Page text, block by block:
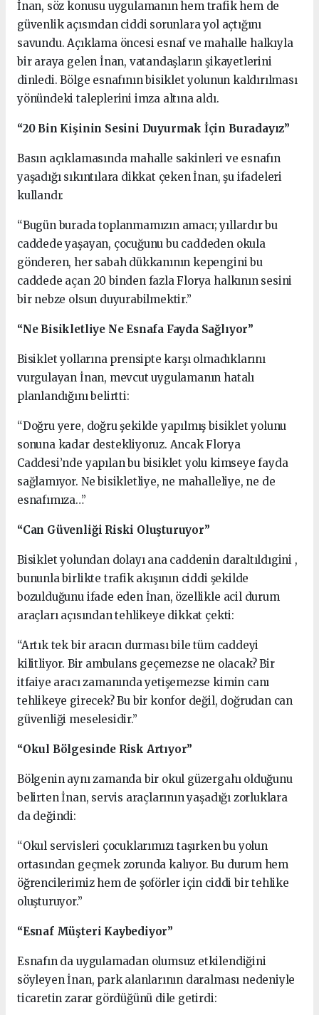
İnan, söz konusu uygulamanın hem trafik hem de
güvenlik açısından ciddi sorunlara yol açtığını
savundu. Açıklama öncesi esnaf ve mahalle halkıyla
bir araya gelen İnan, vatandaşların şikayetlerini
dinledi. Bölge esnafının bisiklet yolunun kaldırılması
yönündeki taleplerini imza altına aldı.
“20 Bin Kişinin Sesini Duyurmak İçin Buradayız”
Basın açıklamasında mahalle sakinleri ve esnafın
yaşadığı sıkıntılara dikkat çeken İnan, şu ifadeleri
kullandı:
“Bugün burada toplanmamızın amacı; yıllardır bu
caddede yaşayan, çocuğunu bu caddeden okula
gönderen, her sabah dükkanının kepengini bu
caddede açan 20 binden fazla Florya halkının sesini
bir nebze olsun duyurabilmektir.”
“Ne Bisikletliye Ne Esnafa Fayda Sağlıyor”
Bisiklet yollarına prensipte karşı olmadıklarını
vurgulayan İnan, mevcut uygulamanın hatalı
planlandığını belirtti:
“Doğru yere, doğru şekilde yapılmış bisiklet yolunu
sonuna kadar destekliyoruz. Ancak Florya
Caddesi’nde yapılan bu bisiklet yolu kimseye fayda
sağlamıyor. Ne bisikletliye, ne mahalleliye, ne de
esnafımıza…”
“Can Güvenliği Riski Oluşturuyor”
Bisiklet yolundan dolayı ana caddenin daraltıldıgini ,
bununla birlikte trafik akışının ciddi şekilde
bozulduğunu ifade eden İnan, özellikle acil durum
araçları açısından tehlikeye dikkat çekti:
“Artık tek bir aracın durması bile tüm caddeyi
kilitliyor. Bir ambulans geçemezse ne olacak? Bir
itfaiye aracı zamanında yetişemezse kimin canı
tehlikeye girecek? Bu bir konfor değil, doğrudan can
güvenliği meselesidir.”
“Okul Bölgesinde Risk Artıyor”
Bölgenin aynı zamanda bir okul güzergahı olduğunu
belirten İnan, servis araçlarının yaşadığı zorluklara
da değindi:
“Okul servisleri çocuklarımızı taşırken bu yolun
ortasından geçmek zorunda kalıyor. Bu durum hem
öğrencilerimiz hem de şoförler için ciddi bir tehlike
oluşturuyor.”
“Esnaf Müşteri Kaybediyor”
Esnafın da uygulamadan olumsuz etkilendiğini
söyleyen İnan, park alanlarının daralması nedeniyle
ticaretin zarar gördüğünü dile getirdi: